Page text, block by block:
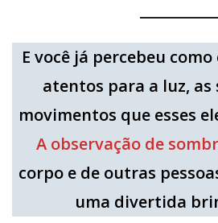
E você já percebeu
atentos para a luz, as
movimentos que esses
A observação de
corpo e de outras
uma divertida